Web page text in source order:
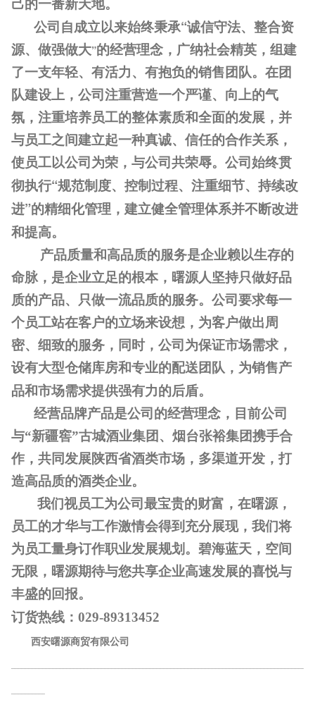
己的一番新天地。
公司自成立以来始终秉承“诚信守法、整合资
源、做强做大”的经营理念，广纳社会精英，组建
了一支年轻、有活力、有抱负的销售团队。在团
队建设上，公司注重营造一个严谨、向上的气
氛，注重培养员工的整体素质和全面的发展，并
与员工之间建立起一种真诚、信任的合作关系，
使员工以公司为荣，与公司共荣辱。公司始终贯
彻执行“规范制度、控制过程、注重细节、持续改
进”的精细化管理，建立健全管理体系并不断改进
和提高。
产品质量和高品质的服务是企业赖以生存的
命脉，是企业立足的根本，曙源人坚持只做好品
质的产品、只做一流品质的服务。公司要求每一
个员工站在客户的立场来设想，为客户做出周
密、细致的服务，同时，公司为保证市场需求，
设有大型仓储库房和专业的配送团队，为销售产
品和市场需求提供强有力的后盾。
经营品牌产品是公司的经营理念，目前公司
与“新疆窖”古城酒业集团、烟台张裕集团携手合
作，共同发展陕西省酒类市场，多渠道开发，打
造高品质的酒类企业。
我们视员工为公司最宝贵的财富，在曙源，
员工的才华与工作激情会得到充分展现，我们将
为员工量身订作职业发展规划。碧海蓝天，空间
无限，曙源期待与您共享企业高速发展的喜悦与
丰盛的回报。
订货热线： 029-89313452
西安曙源商贸有限公司
................................................................................................................................................................................................................
........................